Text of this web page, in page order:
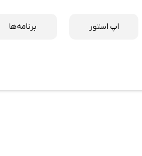
اپ استور برنامه‌ها